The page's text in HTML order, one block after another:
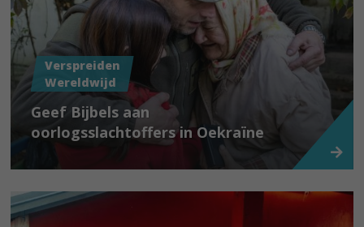
Verspreiden
Wereldwijd
Geef Bijbels aan
oorlogsslachtoffers in Oekraïne